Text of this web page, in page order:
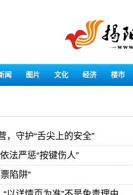
闻 图片 文化 经济 楼市
，守护“舌尖上的安全”
法严惩“按键伤人”
陷阱”